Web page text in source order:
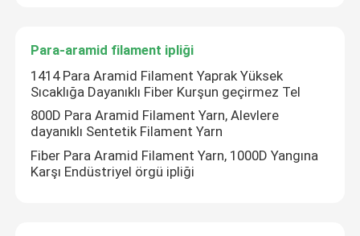
Hakkımızda
Fabrika turu
Kalite kontrol
Para-aramid filament ipliği
1414 Para Aramid Filament Yaprak Yüksek
Sıcaklığa Dayanıklı Fiber Kurşun geçirmez Tel
800D Para Aramid Filament Yarn, Alevlere
dayanıklı Sentetik Filament Yarn
Fiber Para Aramid Filament Yarn, 1000D Yangına
Karşı Endüstriyel örgü ipliği